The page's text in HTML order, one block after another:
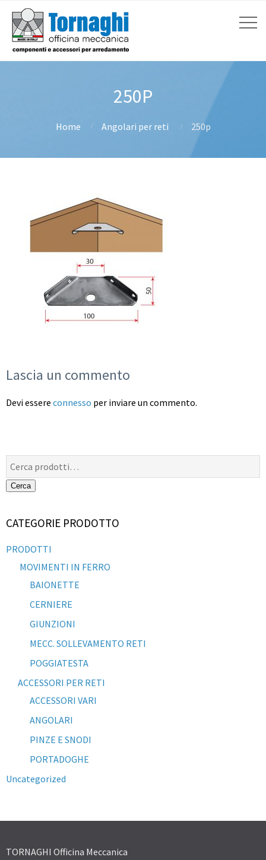
250P
Home Angolari per reti 250p
Lascia un commento
Devi essere connesso per inviare un commento.
Cerca:
Cerca
CATEGORIE PRODOTTO
PRODOTTI
MOVIMENTI IN FERRO
BAIONETTE
CERNIERE
GIUNZIONI
MECC. SOLLEVAMENTO RETI
POGGIATESTA
ACCESSORI PER RETI
ACCESSORI VARI
ANGOLARI
PINZE E SNODI
PORTADOGHE
Uncategorized
TORNAGHI Officina Meccanica